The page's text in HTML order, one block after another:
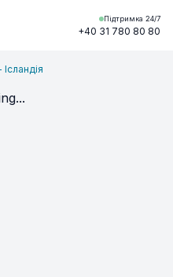
Підтримка 24/7
+40 31 780 80 80